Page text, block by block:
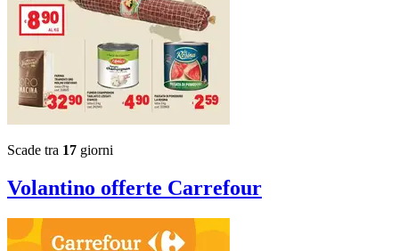
Scade tra 17 giorni
Volantino offerte Carrefour